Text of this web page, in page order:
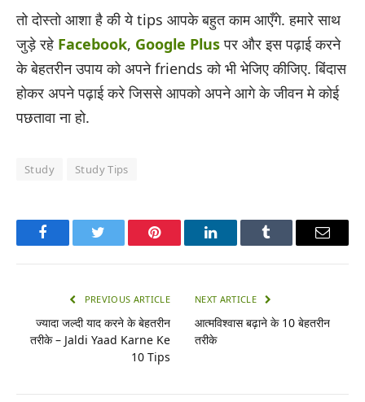
तो दोस्तो आशा है की ये tips आपके बहुत काम आएँगे. हमारे साथ
जुड़े रहे Facebook, Google Plusपर और इस पढ़ाई करने
के बेहतरीन उपाय को अपने friends को भी भेजिए कीजिए. बिंदास
होकर अपने पढ़ाई करे जिससे आपको अपने आगे के जीवन मे कोई
पछतावा ना हो.
Study Study Tips
FacebookTwitter Pinterest LinkedInTumblr Email
PREVIOUS ARTICLE
ज्यादा जल्दी याद करने के बेहतरीन
तरीके – Jaldi Yaad Karne Ke
10 Tips
NEXT ARTICLE
आत्मविश्वास बढ़ाने के 10 बेहतरीन
तरीके